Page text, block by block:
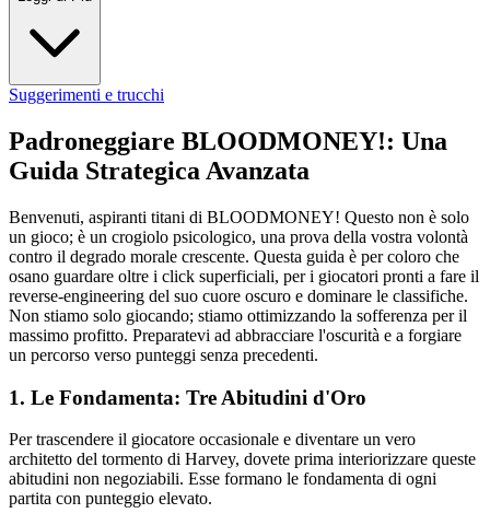
Suggerimenti e trucchi
Padroneggiare BLOODMONEY!: Una
Guida Strategica Avanzata
Benvenuti, aspiranti titani di BLOODMONEY! Questo non è solo
un gioco; è un crogiolo psicologico, una prova della vostra volontà
contro il degrado morale crescente. Questa guida è per coloro che
osano guardare oltre i click superficiali, per i giocatori pronti a fare il
reverse-engineering del suo cuore oscuro e dominare le classifiche.
Non stiamo solo giocando; stiamo ottimizzando la sofferenza per il
massimo profitto. Preparatevi ad abbracciare l'oscurità e a forgiare
un percorso verso punteggi senza precedenti.
1. Le Fondamenta: Tre Abitudini d'Oro
Per trascendere il giocatore occasionale e diventare un vero
architetto del tormento di Harvey, dovete prima interiorizzare queste
abitudini non negoziabili. Esse formano le fondamenta di ogni
partita con punteggio elevato.